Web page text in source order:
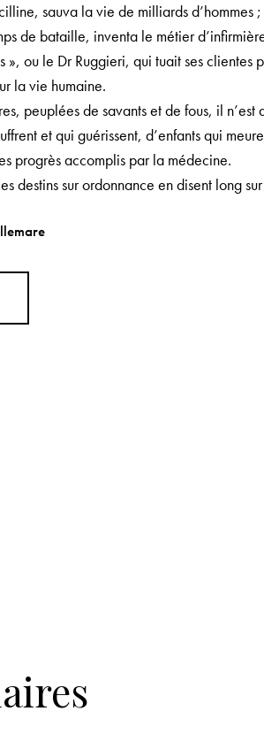
sauva la vie de milliards d’hommes
de bataille, inventa le métier
», ou le Dr Ruggieri, qui tuait ses clientes
la vie humaine.
peuplées de savants et de fous, il
et qui guérissent, d’enfants qui
progrès accomplis par la médecine.
destins sur ordonnance en disent long